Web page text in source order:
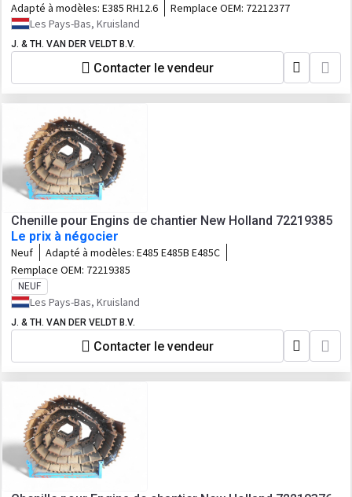
Adapté à modèles: E385 RH12.6 Remplace OEM: 72212377
Les Pays-Bas, Kruisland
J. & TH. VAN DER VELDT B.V.
Contacter le vendeur
Chenille pour Engins de chantier New Holland 72219385
Le prix à négocier
Neuf Adapté à modèles: E485 E485B E485C
Remplace OEM: 72219385
NEUF
Les Pays-Bas, Kruisland
J. & TH. VAN DER VELDT B.V.
Contacter le vendeur